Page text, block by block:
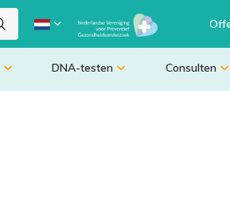
DNA-testen Consulten